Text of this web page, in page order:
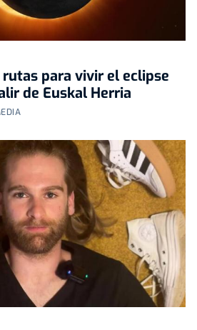
para vivir el eclipse
de Euskal Herria